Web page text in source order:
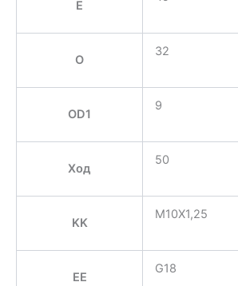
E
O
32
OD1
9
Ход
50
KK
M10X1,25
EE
G18